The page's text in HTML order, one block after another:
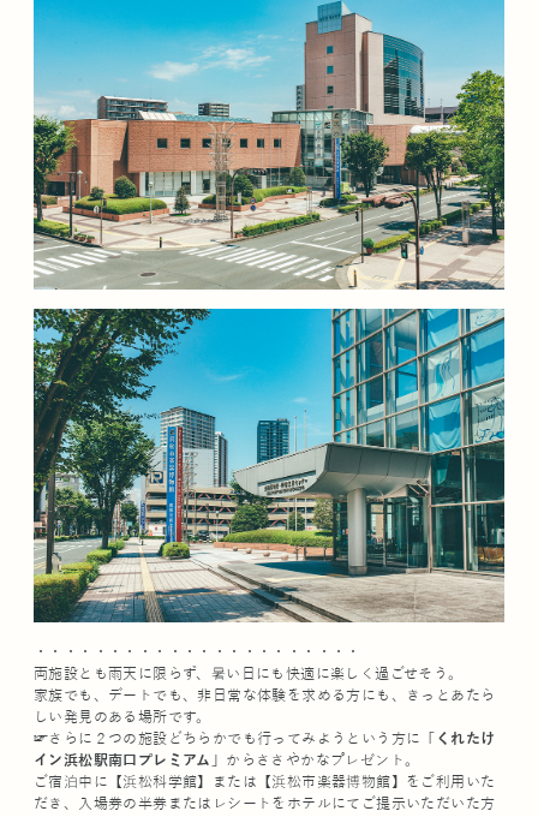
・・・・・・・・・・・・・・・・・・・・・・
両施設とも雨天に限らず、暑い日にも快適に楽しく過ごせそう。
家族でも、デートでも、非日常な体験を求める方にも、きっとあたら
しい発見のある場所です。
☞さらに２つの施設どちらかでも行ってみようという方に
「くれたけ
イン浜松駅南口プレミアム」 からささやかなプレゼント。
ご宿泊中に【浜松科学館】または【浜松市楽器博物館】をご利用いた
だき、入場券の半券またはレシートをホテルにてご提示いただいた方